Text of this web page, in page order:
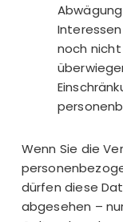
noch
Wenn Sie die
dürfen diese
abgesehen –